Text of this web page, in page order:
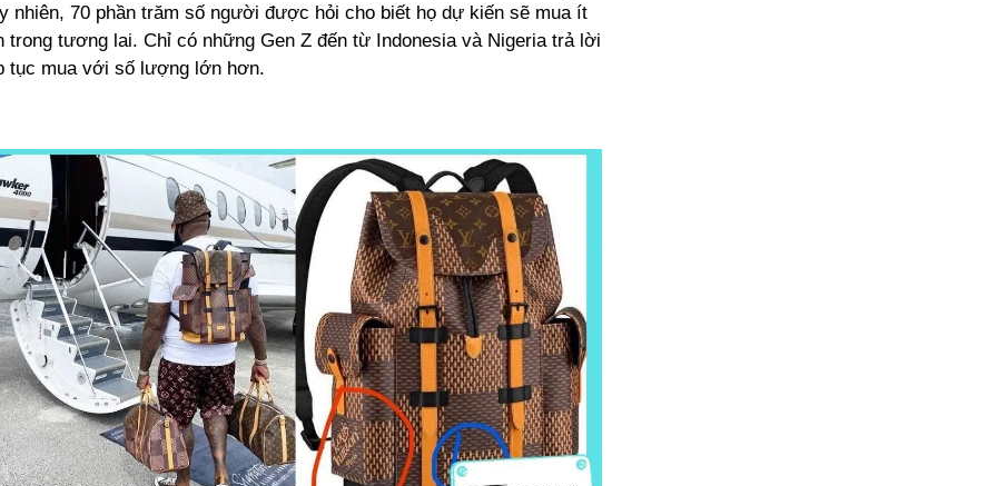
nhiên, 70 phần trăm số người được hỏi cho biết họ dự kiến ​​sẽ mua ít
trong tương lai. Chỉ có những Gen Z đến từ Indonesia và Nigeria trả lời
tục mua với số lượng lớn hơn.